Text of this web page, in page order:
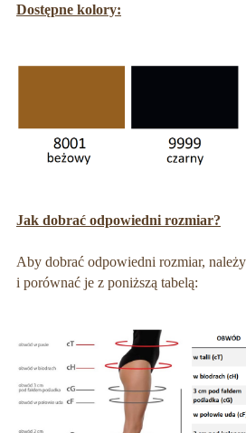
Dostępne kolory:
Jak dobrać odpowiedni rozmiar?
Aby dobrać odpowiedni rozmiar,
i porównać je z poniższą tabelą: